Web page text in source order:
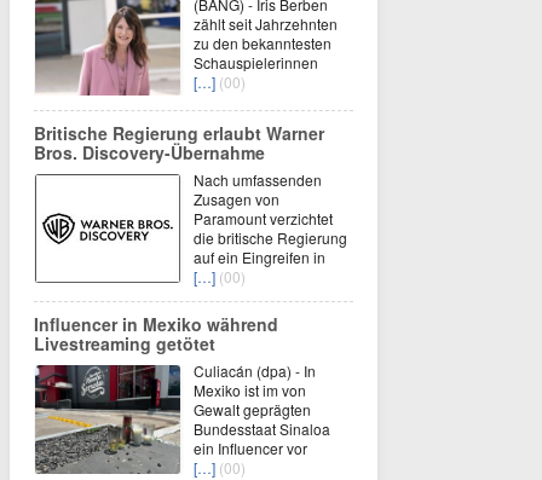
(BANG) - Iris Berben
zählt seit Jahrzehnten
zu den bekanntesten
Schauspielerinnen
[…] (00)
Britische Regierung erlaubt Warner
Bros. Discovery-Übernahme
Nach umfassenden
Zusagen von
Paramount verzichtet
die britische Regierung
auf ein Eingreifen in
[…] (00)
Influencer in Mexiko während
Livestreaming getötet
Culiacán (dpa) - In
Mexiko ist im von
Gewalt geprägten
Bundesstaat Sinaloa
ein Influencer vor
[…] (00)